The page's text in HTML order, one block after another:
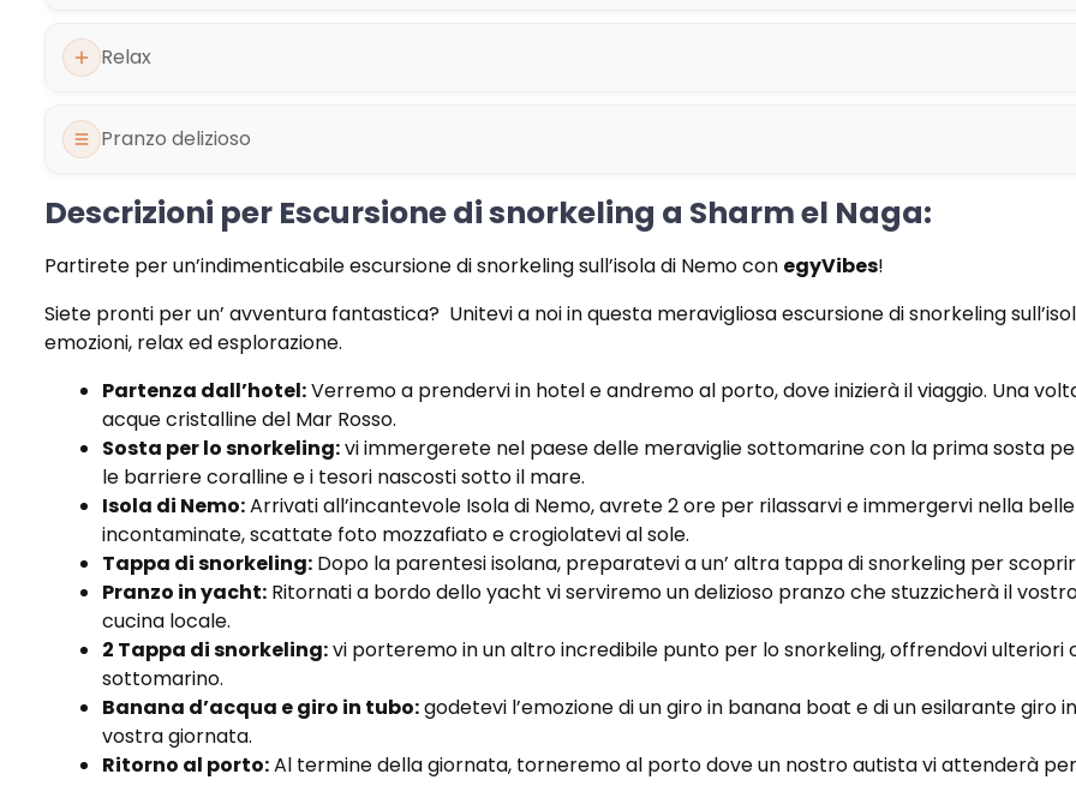
Relax
Pranzo delizioso
Descrizioni per Escursione di snorkeling a Sharm el Naga:
Partirete per un’indimenticabile escursione di snorkeling sull’isola di Nemo con egyVibes!
Siete pronti per un’ avventura fantastica? Unitevi a noi in questa meravigliosa escursione di snorkeling
emozioni, relax ed esplorazione.
Partenza dall’hotel:Verremo a prendervi in hotel e andremo al porto, dove inizierà il viaggio. Una
acque cristalline del Mar Rosso.
Sosta per lo snorkeling:vi immergerete nel paese delle meraviglie sottomarine con la prima sosta
le barriere coralline e i tesori nascosti sotto il mare.
Isola di Nemo:Arrivati all’incantevole Isola di Nemo, avrete 2 ore per rilassarvi e immergervi nella
incontaminate, scattate foto mozzafiato e crogiolatevi al sole.
Tappa di snorkeling: Dopo la parentesi isolana, preparatevi a un’ altra tappa di snorkeling per
Pranzo in yacht: Ritornati a bordo dello yacht vi serviremo un delizioso pranzo che stuzzicherà il
cucina locale.
2 Tappa di snorkeling:vi porteremo in un altro incredibile punto per lo snorkeling, offrendovi
sottomarino.
Banana d’acqua e giro in tubo:godetevi l’emozione di un giro in banana boat e di un esilarante giro
vostra giornata.
Ritorno al porto:Al termine della giornata, torneremo al porto dove un nostro autista vi attenderà